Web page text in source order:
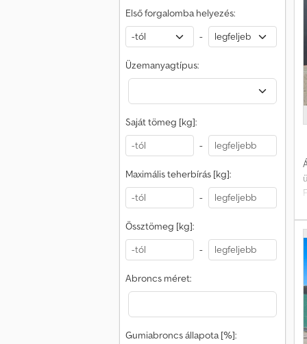
Első forgalomba helyezés:
-
Üzemanyagtípus:
Saját tömeg [kg]:
-
Maximális teherbírás [kg]:
-
Össztömeg [kg]:
-
Abroncs méret:
Gumiabroncs állapota [%]: